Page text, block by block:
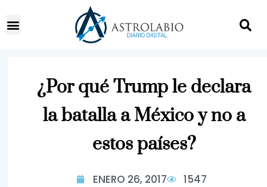
¿Por qué Trump le declara
la batalla a México y no a
estos países?
ENERO 26, 2017 1547